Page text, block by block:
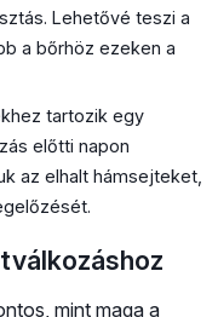
Lehetővé teszi a
a bőrhöz ezeken a
tartozik egy
előtti napon
az elhalt hámsejteket,
mint maga a